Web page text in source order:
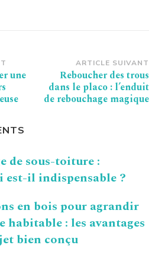
une
ARTICLE SUIVANT
Reboucher des trous
dans le placo : l’enduit
de rebouchage magique
de sous-toiture :
est-il indispensable ?
en bois pour agrandir
habitable : les avantages
bien conçu